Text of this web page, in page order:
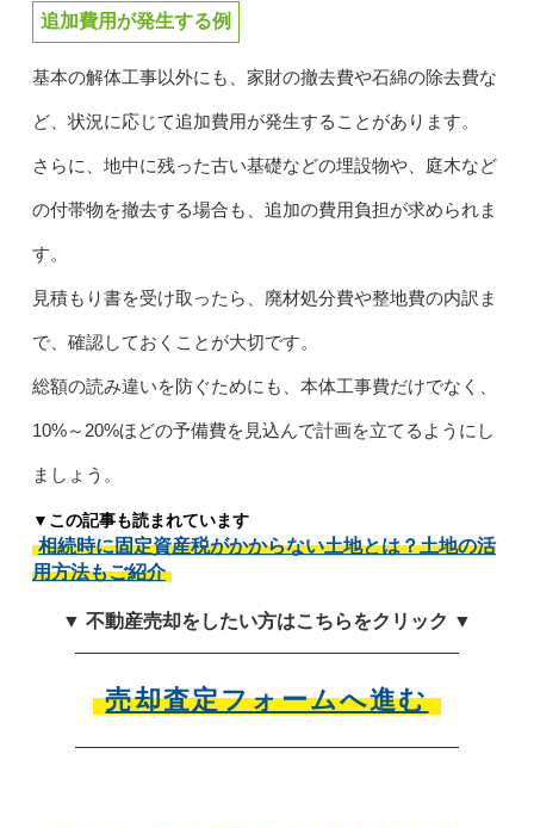
追加費用が発生する例
基本の解体工事以外にも、家財の撤去費や石綿の除去費な
ど、状況に応じて追加費用が発生することがあります。
さらに、地中に残った古い基礎などの埋設物や、庭木など
の付帯物を撤去する場合も、追加の費用負担が求められま
す。
見積もり書を受け取ったら、廃材処分費や整地費の内訳ま
で、確認しておくことが大切です。
総額の読み違いを防ぐためにも、本体工事費だけでなく、
10%～20%ほどの予備費を見込んで計画を立てるようにし
ましょう。
▼この記事も読まれています
相続時に固定資産税がかからない土地とは？土地の活
用方法もご紹介
▼ 不動産売却をしたい方はこちらをクリック ▼
売却査定フォームへ進む